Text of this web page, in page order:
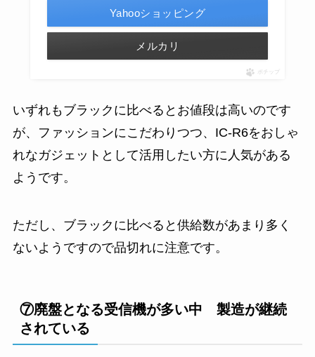
Yahooショッピング
メルカリ
ポチップ
いずれもブラックに比べるとお値段は高いのです
が、ファッションにこだわりつつ、IC-R6をおしゃ
れなガジェットとして活用したい方に人気がある
ようです。
ただし、ブラックに比べると供給数があまり多く
ないようですので品切れに注意です。
⑦廃盤となる受信機が多い中 製造が継続
されている